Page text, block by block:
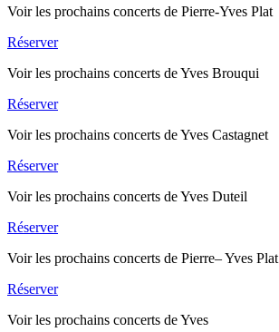
Voir les prochains concerts de Pierre-Yves Plat
Réserver
Voir les prochains concerts de Yves Brouqui
Réserver
Voir les prochains concerts de Yves Castagnet
Réserver
Voir les prochains concerts de Yves Duteil
Réserver
Voir les prochains concerts de Pierre– Yves Plat
Réserver
Voir les prochains concerts de Yves